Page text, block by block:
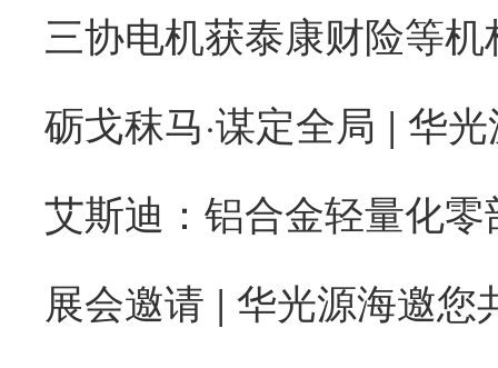
砺戈秣马·谋定全局 | 华